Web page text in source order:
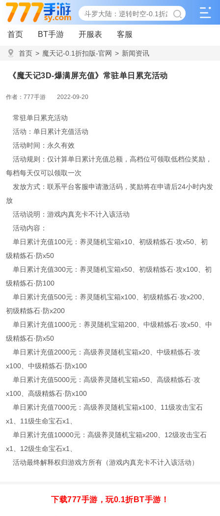
首页 BT手游 开服表 客服
首页 > 魔天记-0.1折扣版-官网 > 新闻资讯
《魔天记3D-爆满屏充值》常驻单日累充活动
作者：777手游 2022-09-20
常驻单日累充活动
活动：单日累计充值活动
活动时间：永久有效
活动规则：仅计算单日累计充值总额，高档位可领取低档位奖励，
每档每天仅可以领取一次
发放方式：联系平台客服申请激活码，奖励将在申请后24小时内发
放
活动说明：游戏内真充卡不计入该活动
活动内容：
单日累计充值100元：养灵随机宝箱x10、初级精炼石·攻x50、初
级精炼石·防x50
单日累计充值300元：养灵随机宝箱x50、初级精炼石·攻x100、初
级精炼石·防100
单日累计充值500元：养灵随机宝箱x100、初级精炼石·攻x200、
初级精炼石·防x200
单日累计充值1000元：养灵随机宝箱200、中级精炼石·攻x50、中
级精炼石·防x50
单日累计充值2000元：高级养灵随机宝箱x20、中级精炼石·攻
x100、中级精炼石·防x100
单日累计充值5000元：高级养灵随机宝箱x50、高级精炼石·攻
x100、高级精炼石·防x100
单日累计充值7000元：高级养灵随机宝箱x100、11级攻击宝石
x1、11级生命宝石x1、
单日累计充值10000元：高级养灵随机宝箱x200、12级攻击宝石
x1、12级生命宝石x1、
活动最终解释权归游戏方所有（游戏内真充卡不计入该活动）
下载777手游，玩0.1折BT手游！